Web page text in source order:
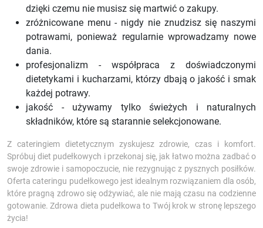
dzięki czemu nie musisz się martwić o zakupy.
zróżnicowane menu - nigdy nie znudzisz się naszymi
potrawami, ponieważ regularnie wprowadzamy nowe
dania.
profesjonalizm - współpraca z doświadczonymi
dietetykami i kucharzami, którzy dbają o jakość i smak
każdej potrawy.
jakość - używamy tylko świeżych i naturalnych
składników, które są starannie selekcjonowane.
Z cateringiem dietetycznym zyskujesz zdrowie, czas i komfort.
Spróbuj diet pudełkowych i przekonaj się, jak łatwo można zadbać o
swoje zdrowie i samopoczucie, nie rezygnując z pysznych posiłków.
Oferta cateringu pudełkowego jest idealnym rozwiązaniem dla osób,
które pragną zdrowo się odżywiać, ale nie mają czasu na codzienne
gotowanie. Zdrowa dieta pudełkowa to Twój krok w stronę lepszego
życia!